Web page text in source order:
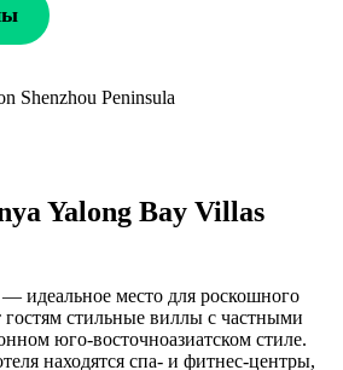
Yalong Bay Villas
идеальное место для роскошного
стильные виллы с частными
юго-восточноазиатском стиле.
находятся спа- и фитнес-центры,